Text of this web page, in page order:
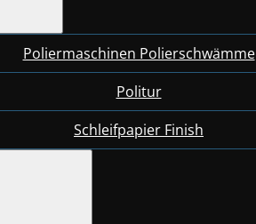
Poliermaschinen Polierschwämme
Politur
Schleifpapier Finish